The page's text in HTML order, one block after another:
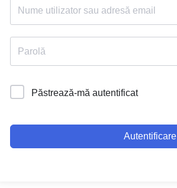
Păstrează-mă autentificat
Autentificare